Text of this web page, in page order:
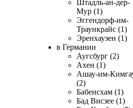
Штадль-ан-дер-
Мур (1)
Эггендорф-им-
Траункрайс (1)
Эренхаузен (1)
в Германии
Аугсбург (2)
Ахен (1)
Ашау-им-
(2)
Бабенсхам (1)
Бад Висзее (1)